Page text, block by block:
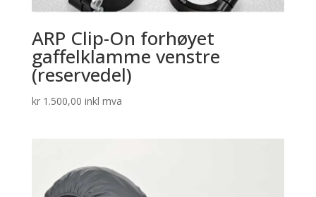
ARP Clip-On forhøyet
gaffelklamme venstre
(reservedel)
kr1.500,00 inkl mva